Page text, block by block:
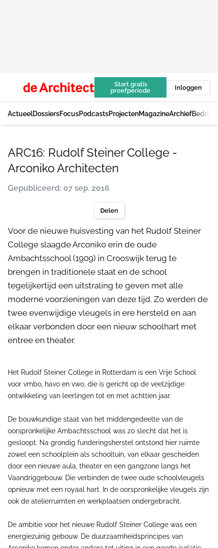
Start gratis
proefperiode
Inloggen
ActueelDossiersFocusPodcastsProjectenMagazineArchief
ARC16: Rudolf Steiner College -
Arconiko Architecten
Gepubliceerd: 07 sep. 2016
Delen
Voor de nieuwe huisvesting van het Rudolf Steiner
College slaagde Arconiko erin de oude
Ambachtsschool (1909) in Crooswijk terug te
brengen in traditionele staat en de school
tegelijkertijd een uitstraling te geven met alle
moderne voorzieningen van deze tijd. Zo werden de
twee evenwijdige vleugels in ere hersteld en aan
elkaar verbonden door een nieuw schoolhart met
entree en theater.
Het Rudolf Steiner College in Rotterdam is een Vrije School
voor vmbo, havo en vwo, die is gericht op de veelzijdige
ontwikkeling van leerlingen tot en met achttien jaar.
De bouwkundige staat van het middengedeelte van de
oorspronkelijke Ambachtsschool was zo slecht dat het is
gesloopt. Na grondig funderingsherstel ontstond hier ruimte
zowel een schoolplein als schooltuin, van elkaar gescheiden
door een nieuwe aula, theater en een gangzone langs het
Vaandriggebouw. Die verbinden de twee oude schoolvleugels
opnieuw met een royaal hart. In de oorspronkelijke vleugels zijn
ook de atelierruimten en werkplaatsen ondergebracht.
De ambitie voor het nieuwe Rudolf Steiner College was een
energiezuinig gebouw. De duurzaamheidsprincipes van